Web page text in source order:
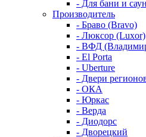
- Для бани и
Производитель
- Браво (Bravo)
- Люксор (Luxor)
- ВФД
- El Porta
- Uberture
- Двери
- ОКА
- Юркас
- Верда
- Диодорс
- Дворецкий